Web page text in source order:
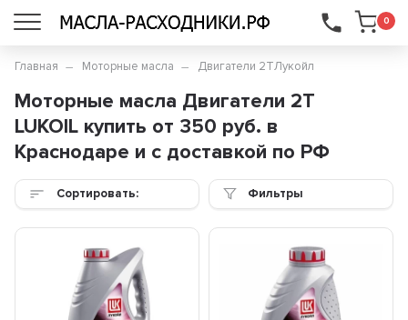
0
...
Главная Моторные масла Двигатели 2ТЛукойл
Моторные масла Двигатели 2Т
LUKOIL купить от 350 руб. в
Краснодаре и с доставкой по РФ
Сортировать: Фильтры